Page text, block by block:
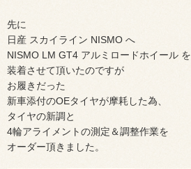
先に
日産 スカイライン NISMO へ
NISMO LM GT4 アルミロードホイール を
装着させて頂いたのですが
お履きだった
新車添付のOEタイヤが摩耗した為、
タイヤの新調と
4輪アライメントの測定＆調整作業を
オーダー頂きました。